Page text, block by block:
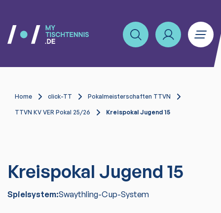
Home click-TT Pokalmeisterschaften TTVN
TTVN KV VER Pokal 25/26 Kreispokal Jugend 15
Kreispokal Jugend 15
Spielsystem:Swaythling-Cup-System